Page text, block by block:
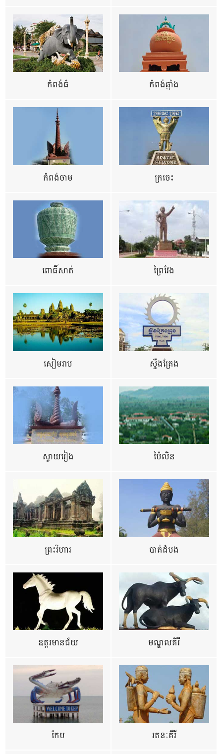
កំពង់ធំ កំពង់ឆ្នាំង
កំពង់ចាម ក្រចេះ
ពោធិ៍សាត់ ព្រៃវែង
សៀមរាប ស្ទឹងត្រែង
ស្វាយរៀង ប៉ៃលិន
ព្រះវិហារ បាត់ដំបង
ឧត្ដរមានជ័យ មណ្ឌលគីរី
កែប រតនៈគីរី